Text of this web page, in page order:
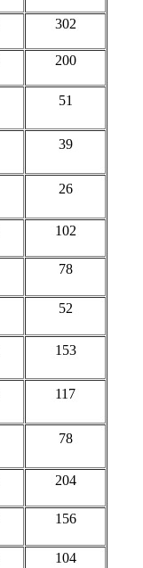
302
200
51
39
26
102
78
52
153
117
78
204
156
104